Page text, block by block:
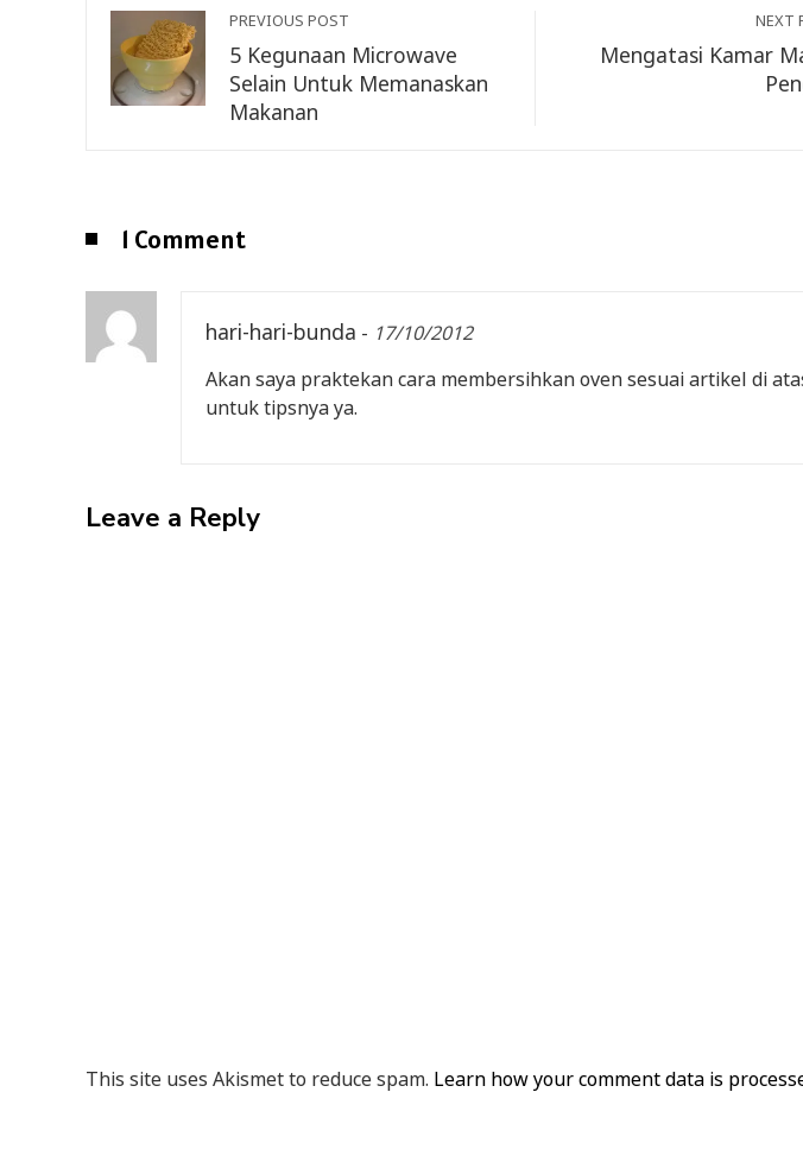
PREVIOUS POST
5 Kegunaan Microwave
Selain Untuk Memanaskan
Makanan
NEXT
Mengatasi Kamar
1 Comment
hari-hari-bunda - 17/10/2012
Akan saya praktekan cara membersihkan oven sesuai artikel di
untuk tipsnya ya.
Leave a Reply
This site uses Akismet to reduce spam. Learn how your comment data is